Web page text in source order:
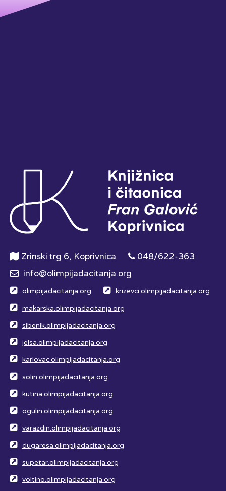
Zrinski trg 6, Koprivnica
048/622-363
info@olimpijadacitanja.org
olimpijadacitanja.org krizevci.olimpijadacitanja.org
makarska.olimpijadacitanja.org
sibenik.olimpijadacitanja.org
jelsa.olimpijadacitanja.org
karlovac.olimpijadacitanja.org
solin.olimpijadacitanja.org
kutina.olimpijadacitanja.org
ogulin.olimpijadacitanja.org
varazdin.olimpijadacitanja.org
dugaresa.olimpijadacitanja.org
supetar.olimpijadacitanja.org
voltino.olimpijadacitanja.org